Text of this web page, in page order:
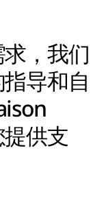
，我们
导和自
供支